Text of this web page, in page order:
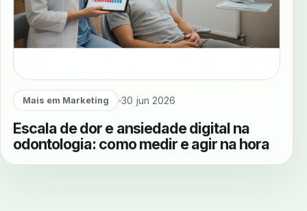
Mais em Marketing 30 jun 2026
Escala de dor e ansiedade digital na
odontologia: como medir e agir na hora